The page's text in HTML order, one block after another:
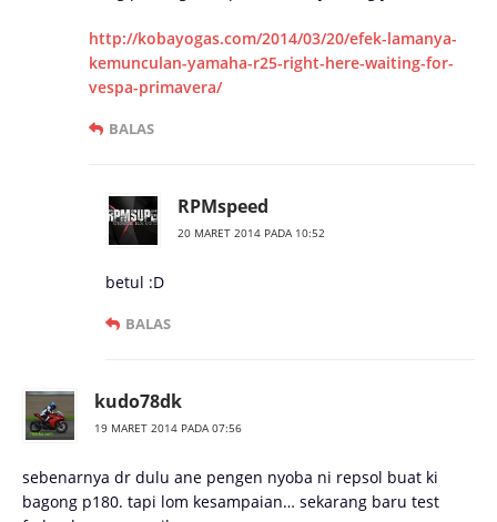
http://kobayogas.com/2014/03/20/efek-lamanya-
kemunculan-yamaha-r25-right-here-waiting-for-
vespa-primavera/
BALAS
RPMspeed
20 MARET 2014 PADA 10:52
betul :D
BALAS
kudo78dk
19 MARET 2014 PADA 07:56
sebenarnya dr dulu ane pengen nyoba ni repsol buat ki
bagong p180. tapi lom kesampaian… sekarang baru test